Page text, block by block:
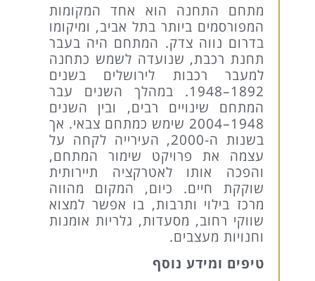
מתחם התחנה הוא אחד המקומות
המפורסמים ביותר בתל אביב, ומיקומו
בדרום נווה צדק. המתחם היה בעבר
תחנת רכבת, שנועדה לשמש כתחנה
למעבר רכבות לירושלים בשנים
1892–1948. במהלך השנים עבר
המתחם שינויים רבים, ובין השנים
1948–2004 שימש כמתחם צבאי. אך
בשנות ה-2000, העירייה לקחה על
עצמה את פרויקט שימור המתחם,
והפכה אותו לאטרקציה תיירותית
שוקקת חיים. כיום, המקום מהווה
מרכז בילוי ותרבות, בו אפשר למצוא
שווקי רחוב, מסעדות, גלריות אומנות
וחנויות מעצבים.
טיפים ומידע נוסף